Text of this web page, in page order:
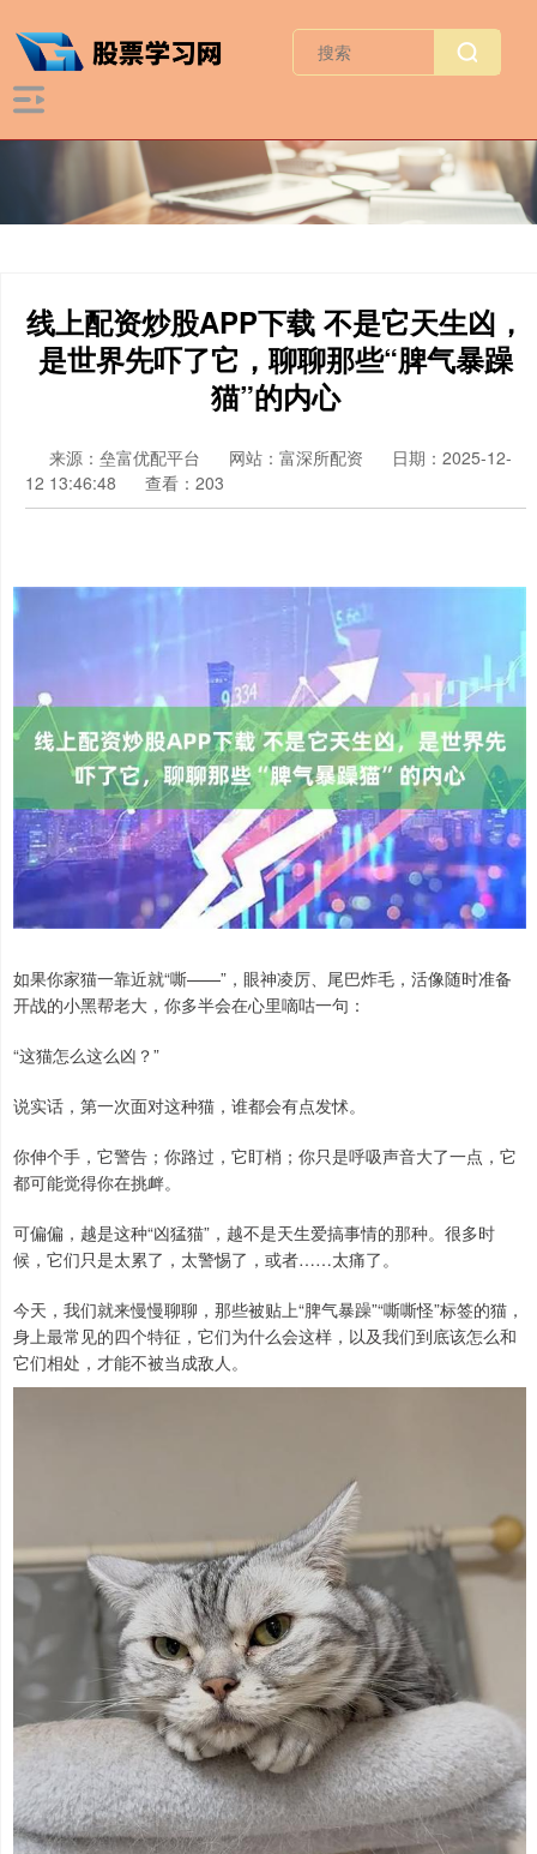
线上配资炒股APP下载 不是它天生凶，
是世界先吓了它，聊聊那些“脾气暴躁
猫”的内心
来源：垒富优配平台 网站：富深所配资
日期：2025-12-
12 13:46:48
查看：203
如果你家猫一靠近就“嘶——”，眼神凌厉、尾巴炸毛，活像随时准备
开战的小黑帮老大，你多半会在心里嘀咕一句：
“这猫怎么这么凶？”
说实话，第一次面对这种猫，谁都会有点发怵。
你伸个手，它警告；你路过，它盯梢；你只是呼吸声音大了一点，它
都可能觉得你在挑衅。
可偏偏，越是这种“凶猛猫”，越不是天生爱搞事情的那种。很多时
候，它们只是太累了，太警惕了，或者……太痛了。
今天，我们就来慢慢聊聊，那些被贴上“脾气暴躁”“嘶嘶怪”标签的猫，
身上最常见的四个特征，它们为什么会这样，以及我们到底该怎么和
它们相处，才能不被当成敌人。